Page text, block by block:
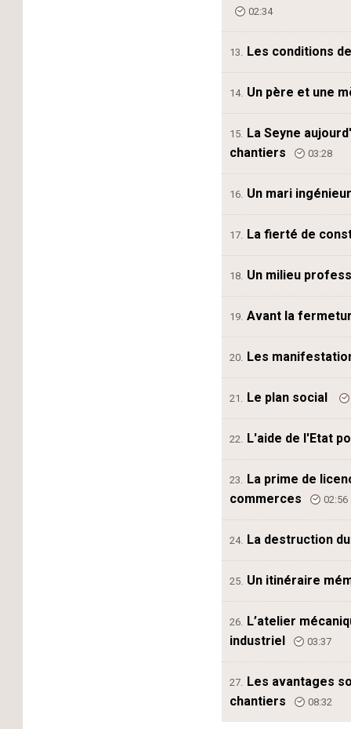
02:34
13. Les conditions
14. Un père et une
15. La Seyne
chantiers
03:28
16. Un mari
17. La fierté de
18. Un milieu
19. Avant la
20. Les
21. Le plan social
22. L'aide de l'Etat
23. La prime de
commerces
02:56
24. La destruction
25. Un itinéraire
26. L’atelier
industriel
03:37
27. Les avantages
chantiers
08:32